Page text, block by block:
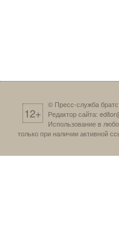
12+
© Пресс-служба
Редактор сайта:
Использование в
только при наличии активной